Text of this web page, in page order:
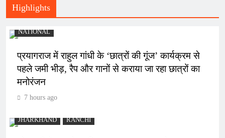
Highlights
NATIONAL
प्रयागराज में राहुल गांधी के ‘छात्रों की गूंज’ कार्यक्रम से
पहले जमी भीड़, रैप और गानों से कराया जा रहा छात्रों का
मनोरंजन
7 hours ago
JHARKHAND RANCHI